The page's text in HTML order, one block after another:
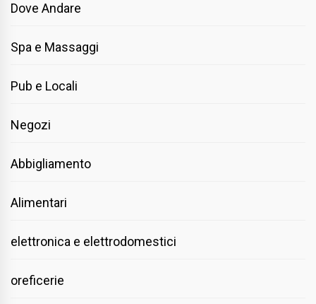
Dove Andare
Spa e Massaggi
Pub e Locali
Negozi
Abbigliamento
Alimentari
elettronica e elettrodomestici
oreficerie